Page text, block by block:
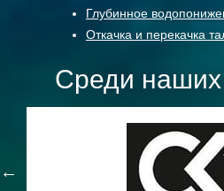
Глубинное
Откачка и перекачка
Среди наших